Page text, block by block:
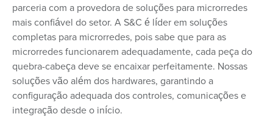
parceria com a provedora de soluções para microrredes
mais confiável do setor. A S&C é líder em soluções
completas para microrredes, pois sabe que para as
microrredes funcionarem adequadamente, cada peça do
quebra-cabeça deve se encaixar perfeitamente. Nossas
soluções vão além dos hardwares, garantindo a
configuração adequada dos controles, comunicações e
integração desde o início.